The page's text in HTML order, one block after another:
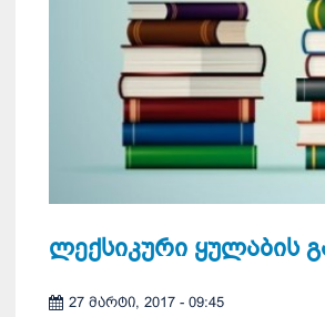
ლექსიკური ყულაბის
27 მარტი, 2017 - 09:45